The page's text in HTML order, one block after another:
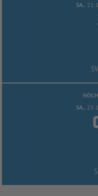
SA..
SA..